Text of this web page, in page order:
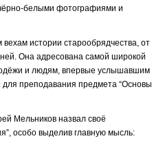
белыми фотографиями и
истории старообрядчества, от
Она адресована самой широкой
и людям, впервые услышавшим
преподавания предмета “Основы
Мельников назвал своё
особо выделив главную мысль: